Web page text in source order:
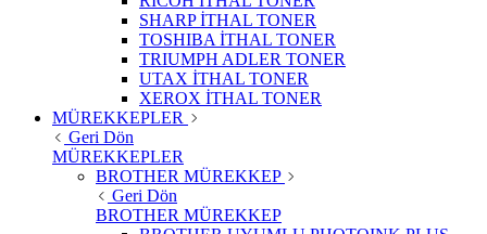
SHARP İTHAL TONER
TOSHIBA İTHAL TONER
TRIUMPH ADLER TONER
UTAX İTHAL TONER
XEROX İTHAL TONER
MÜREKKEPLER
Geri Dön
MÜREKKEPLER
BROTHER MÜREKKEP
Geri Dön
BROTHER MÜREKKEP